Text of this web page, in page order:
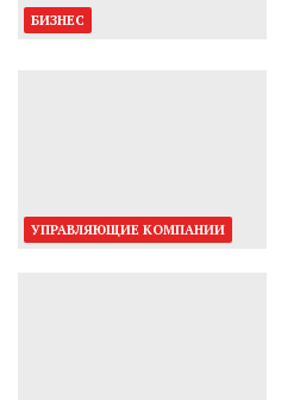
БИЗНЕС
УПРАВЛЯЮЩИЕ КОМПАНИИ